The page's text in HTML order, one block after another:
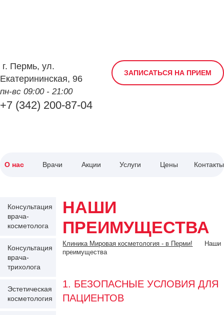
г. Пермь, ул.
Екатерининская, 96
пн-вс 09:00 - 21:00
+7 (342) 200-87-04
ЗАПИСАТЬСЯ НА ПРИЕМ
О нас Врачи Акции Услуги Цены Контакты
НАШИ
ПРЕИМУЩЕСТВА
Клиника Мировая косметология - в Перми!
Наши
преимущества
1. БЕЗОПАСНЫЕ УСЛОВИЯ ДЛЯ
ПАЦИЕНТОВ
Консультация
врача-
косметолога
Консультация
врача-
трихолога
Эстетическая
косметология